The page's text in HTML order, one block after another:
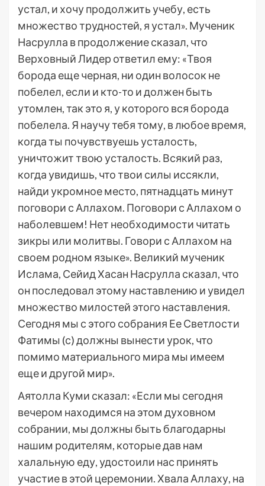
устал, и хочу продолжить учебу, есть
множество трудностей, я устал». Мученик
Насрулла в продолжение сказал, что
Верховный Лидер ответил ему: «Твоя
борода еще черная, ни один волосок не
побелел, если и кто-то и должен быть
утомлен, так это я, у которого вся борода
побелела. Я научу тебя тому, в любое время,
когда ты почувствуешь усталость,
уничтожит твою усталость. Всякий раз,
когда увидишь, что твои силы иссякли,
найди укромное место, пятнадцать минут
поговори с Аллахом. Поговори с Аллахом о
наболевшем! Нет необходимости читать
зикры или молитвы. Говори с Аллахом на
своем родном языке». Великий мученик
Ислама, Сейид Хасан Насрулла сказал, что
он последовал этому наставлению и увидел
множество милостей этого наставления.
Сегодня мы с этого собрания Ее Светлости
Фатимы (с) должны вынести урок, что
помимо материального мира мы имеем
еще и другой мир».
Аятолла Куми сказал: «Если мы сегодня
вечером находимся на этом духовном
собрании, мы должны быть благодарны
нашим родителям, которые дав нам
халальную еду, удостоили нас принять
участие в этой церемонии. Хвала Аллаху, на